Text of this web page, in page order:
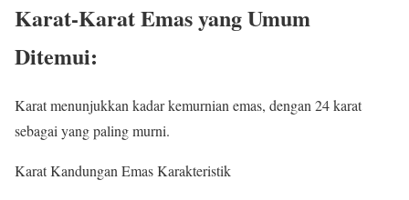
Karat-Karat Emas yang Umum
Ditemui:
Karat menunjukkan kadar kemurnian emas, dengan 24 karat
sebagai yang paling murni.
Karat Kandungan Emas Karakteristik